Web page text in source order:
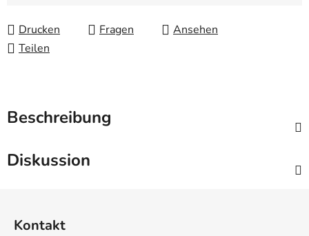
Drucken Fragen
Ansehen
Teilen
Beschreibung
Diskussion
Kontakt